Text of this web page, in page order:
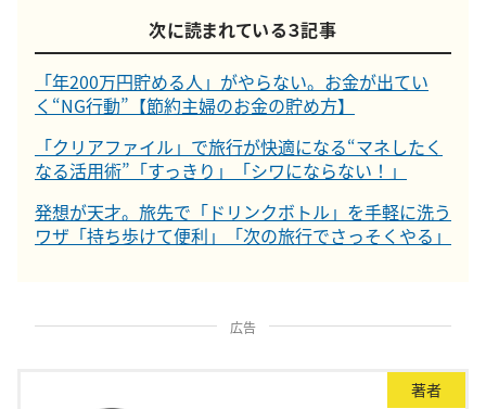
次に読まれている３記事
「年200万円貯める人」がやらない。お金が出てい
く“NG行動”【節約主婦のお金の貯め方】
「クリアファイル」で旅行が快適になる“マネしたく
なる活用術”「すっきり」「シワにならない！」
発想が天才。旅先で「ドリンクボトル」を手軽に洗う
ワザ「持ち歩けて便利」「次の旅行でさっそくやる」
広告
著者